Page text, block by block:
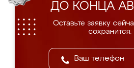
ДО КОНЦА
Оставьте заявку
сохранится.